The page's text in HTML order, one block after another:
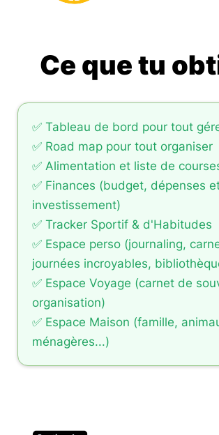
Ce que tu
✅ Tableau de bord pour tout
✅ Road map pour tout organiser
✅ Alimentation et liste de
✅ Finances (budget, dépenses
investissement)
✅ Tracker Sportif & d'Habitudes
✅ Espace perso (journaling,
journées incroyables,
✅ Espace Voyage (carnet de
organisation)
✅ Espace Maison (famille,
ménagères...)